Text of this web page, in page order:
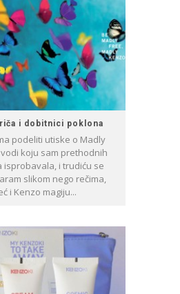
i dobitnici poklona
podeliti utiske o Madly
koju sam prethodnih
isprobavala, i trudiću se
slikom nego rečima,
i Kenzo magiju...